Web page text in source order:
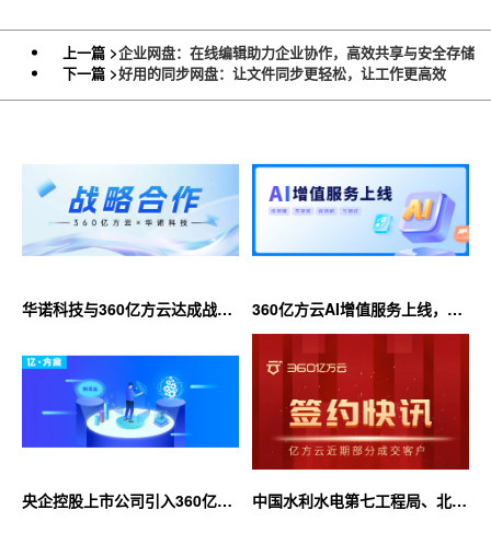
上一篇 >企业网盘：在线编辑助力企业协作，高效共享与安全存储
下一篇 >好用的同步网盘：让文件同步更轻松，让工作更高效
华诺科技与360亿方云达成战略
360亿方云AI增值服务上线，超
大限时优惠等你来！
央企控股上市公司引入360亿方
中国水利水电第七工程局、北京